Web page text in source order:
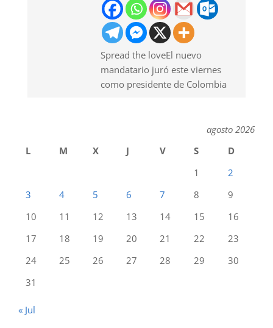
Spread the loveEl nuevo
mandatario juró este viernes
como presidente de Colombia
agosto 2026
L
M X J V S
D
1
2
3
4 5 6 7 8
9
10
11 12 13 14 15
16
17
18 19 20 21 22
23
24
25 26 27 28 29
30
31
« Jul